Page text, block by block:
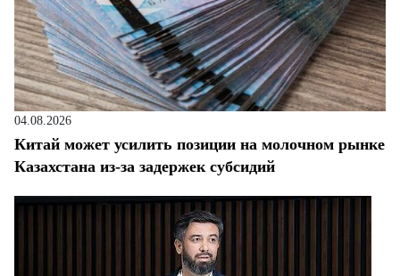
04.08.2026
Китай может усилить позиции на молочном рынке
Казахстана из-за задержек субсидий